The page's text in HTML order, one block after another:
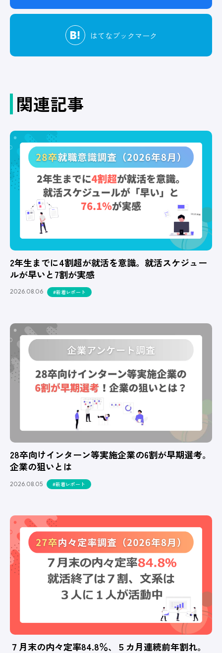
はてなブックマーク
関連記事
2年生までに4割超が就活を意識。就活スケジュー
ルが早いと7割が実感
2026.08.06 #新着レポート
28卒向けインターン等実施企業の6割が早期選考。
企業の狙いとは
2026.08.05 #新着レポート
７月末の内々定率84.8％、５カ月連続前年割れ。